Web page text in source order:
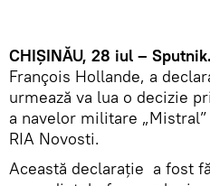
CHIȘINĂU, 28 iul – Sputnik.
François Hollande, a
urmează va lua o decizie
a navelor militare
RIA Novosti.
Această declarație a fost